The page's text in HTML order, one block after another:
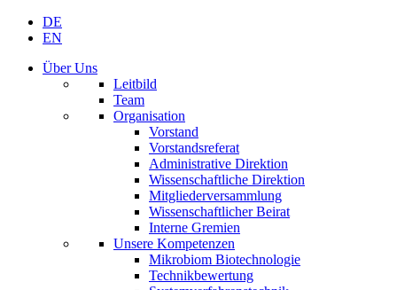
DE
EN
Über Uns
Leitbild
Team
Organisation
Vorstand
Vorstandsreferat
Administrative Direktion
Wissenschaftliche Direktion
Mitgliederversammlung
Wissenschaftlicher Beirat
Interne Gremien
Unsere Kompetenzen
Mikrobiom Biotechnologie
Technikbewertung